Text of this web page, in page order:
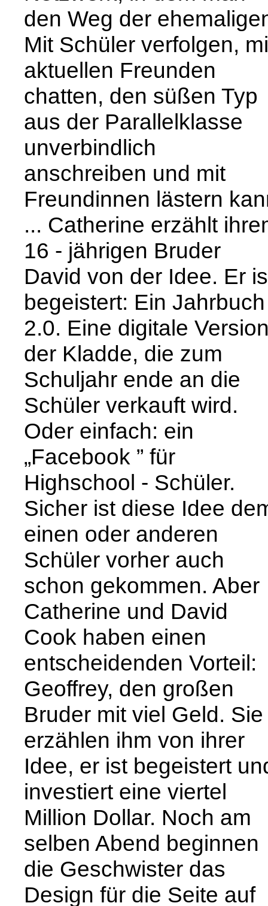
den Weg der
Mit Schüler verfolgen,
aktuellen Freunden
chatten, den süßen Typ
aus der Parallelklasse
unverbindlich
anschreiben und mit
Freundinnen lästern
... Catherine erzählt
16 - jährigen Bruder
David von der Idee. Er
begeistert: Ein Jahrbuch
2.0. Eine digitale
der Kladde, die zum
Schuljahr ende an die
Schüler verkauft wird.
Oder einfach: ein
„Facebook ” für
Highschool - Schüler.
Sicher ist diese Idee
einen oder anderen
Schüler vorher auch
schon gekommen. Aber
Catherine und David
Cook haben einen
entscheidenden Vorteil:
Geoffrey, den großen
Bruder mit viel Geld. Sie
erzählen ihm von ihrer
Idee, er ist begeistert
investiert eine viertel
Million Dollar. Noch am
selben Abend beginnen
die Geschwister das
Design für die Seite auf